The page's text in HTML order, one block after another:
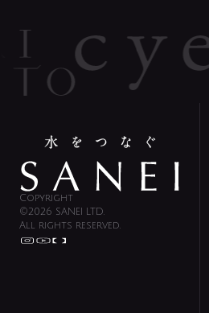
Copyright
©2026 SANEI LTD.
All rights reserved.